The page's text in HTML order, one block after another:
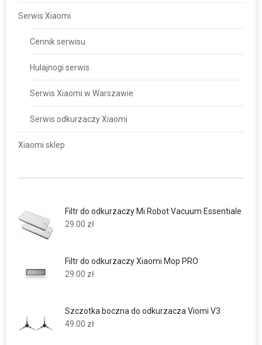
Serwis Xiaomi
Cennik serwisu
Hulajnogi serwis
Serwis Xiaomi w Warszawie
Serwis odkurzaczy Xiaomi
Xiaomi sklep
Filtr do odkurzaczy Mi Robot Vacuum Essentiale
29.00 zł
Filtr do odkurzaczy Xiaomi Mop PRO
29.00 zł
Szczotka boczna do odkurzacza Viomi V3
49.00 zł